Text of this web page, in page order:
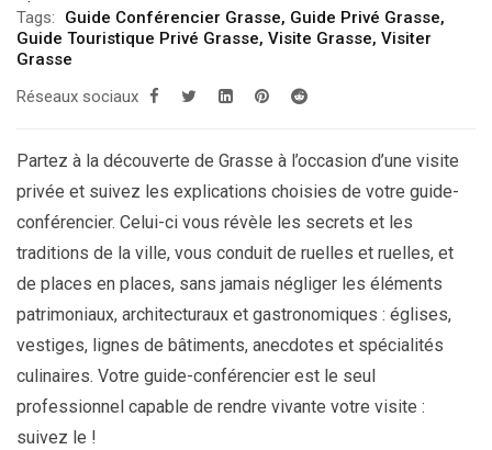
Tags: Guide Conférencier Grasse, Guide Privé Grasse,
Guide Touristique Privé Grasse, Visite Grasse, Visiter
Grasse
Réseaux sociaux
Partez à la découverte de Grasse à l’occasion d’une visite
privée et suivez les explications choisies de votre guide-
conférencier. Celui-ci vous révèle les secrets et les
traditions de la ville, vous conduit de ruelles et ruelles, et
de places en places, sans jamais négliger les éléments
patrimoniaux, architecturaux et gastronomiques : églises,
vestiges, lignes de bâtiments, anecdotes et spécialités
culinaires. Votre guide-conférencier est le seul
professionnel capable de rendre vivante votre visite :
suivez le !